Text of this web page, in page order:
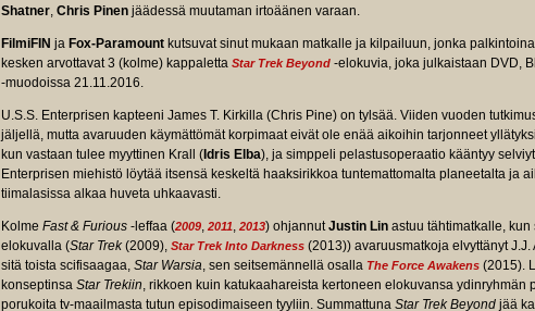
Shatner, Chris Pinen jäädessä muutaman irtoäänen varaan.
FilmiFIN ja Fox-Paramount kutsuvat sinut mukaan matkalle ja kilpailuun, jonka
kesken arvottavat 3 (kolme) kappaletta Star Trek Beyond -elokuvia, joka julkaistaan DVD,
-muodoissa 21.11.2016.
U.S.S. Enterprisen kapteeni James T. Kirkilla (Chris Pine) on tylsää. Viiden vuoden
jäljellä, mutta avaruuden käymättömät korpimaat eivät ole enää aikoihin tarjonneet
kun vastaan tulee myyttinen Krall ( Idris Elba), ja simppeli pelastusoperaatio kääntyy
Enterprisen miehistö löytää itsensä keskeltä haaksirikkoa tuntemattomalta planeetalta ja
tiimalasissa alkaa huveta uhkaavasti.
Kolme Fast & Furious -leffaa (2009, 2011, 2013) ohjannutJustin Lin astuu tähtimatkalle,
elokuvalla (Star Trek(2009), Star Trek Into Darkness (2013)) avaruusmatkoja elvyttänyt
sitä toista scifisaagaa, Star Warsia, sen seitsemännellä osalla The Force Awakens (2015).
konseptinsa Star Trekiin, rikkoen kuin katukaahareista kertoneen elokuvansa ydinryhmän
porukoita tv-maailmasta tutun episodimaiseen tyyliin. Summattuna Star Trek Beyond jää